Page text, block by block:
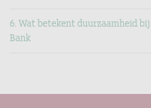
6. Wat betekent duurzaamheid
Bank